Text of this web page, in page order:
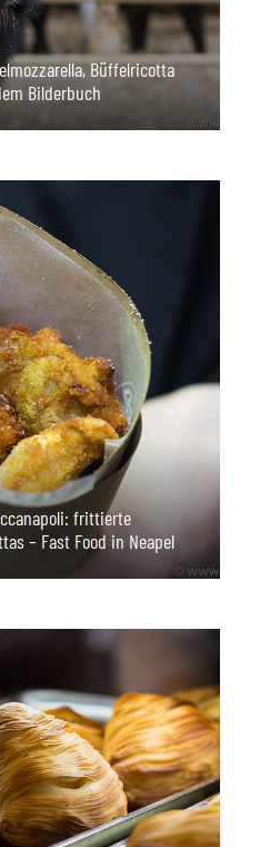
Büffelricotta
Bilderbuch
frittierte
– Fast Food in Neapel